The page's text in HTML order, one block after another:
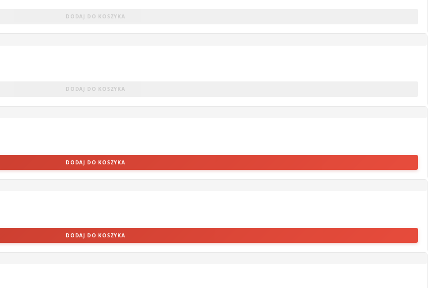
DODAJ DO KOSZYKA
DODAJ DO KOSZYKA
DODAJ DO KOSZYKA
DODAJ DO KOSZYKA